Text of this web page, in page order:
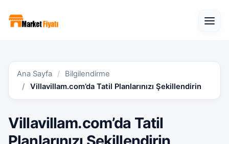
Ana Sayfa
Bilgilendirme
Villavillam.com’da Tatil Planlarınızı Şekillendirin
Villavillam.com’da Tatil